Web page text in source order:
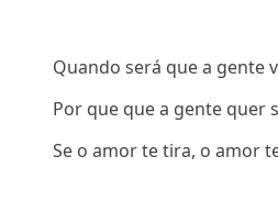
Quando será que a gente
Por que que a gente quer
Se o amor te tira, o amor